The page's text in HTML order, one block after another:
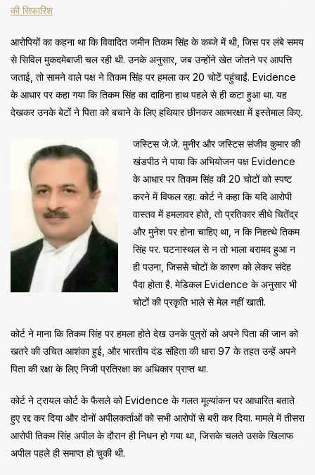
की सिफारिश
आरोपियों का कहना था कि विवादित जमीन तिकम सिंह के कब्जे में थी, जिस पर लंबे समय
से सिविल मुकदमेबाजी चल रही थी. उनके अनुसार, जब उन्होंने खेत जोतने पर आपत्ति
जताई, तो सामने वाले पक्ष ने तिकम सिंह पर हमला कर 20 चोटें पहुंचाईं. Evidence
के आधार पर कहा गया कि तिकम सिंह का दाहिना हाथ पहले से ही कटा हुआ था. यह
देखकर उनके बेटों ने पिता को बचाने के लिए हथियार छीनकर आत्मरक्षा में इस्तेमाल किए.
जस्टिस जे.जे. मुनीर और जस्टिस संजीव कुमार की
खंडपीठ ने पाया कि अभियोजन पक्ष Evidence
के आधार पर तिकम सिंह की 20 चोटों को स्पष्ट
करने में विफल रहा. कोर्ट ने कहा कि यदि आरोपी
वास्तव में हमलावर होते, तो प्रतिकार सीधे चितेंद्र
और मुनेश पर होना चाहिए था, न कि निहत्थे तिकम
सिंह पर. घटनास्थल से न तो भाला बरामद हुआ न
ही पउना, जिससे चोटों के कारण को लेकर संदेह
पैदा होता है. मेडिकल Evidence के अनुसार भी
चोटों की प्रकृति भाले से मेल नहीं खाती.
कोर्ट ने माना कि तिकम सिंह पर हमला होते देख उनके पुत्रों को अपने पिता की जान को
खतरे की उचित आशंका हुई, और भारतीय दंड संहिता की धारा 97 के तहत उन्हें अपने
पिता की रक्षा के लिए निजी प्रतिरक्षा का अधिकार प्राप्त था.
कोर्ट ने ट्रायल कोर्ट के फैसले को Evidence के गलत मूल्यांकन पर आधारित बताते
हुए रद्द कर दिया और दोनों अपीलकर्ताओं को सभी आरोपों से बरी कर दिया. मामले में तीसरा
आरोपी तिकम सिंह अपील के दौरान ही निधन हो गया था, जिसके चलते उसके खिलाफ
अपील पहले ही समाप्त हो चुकी थी.